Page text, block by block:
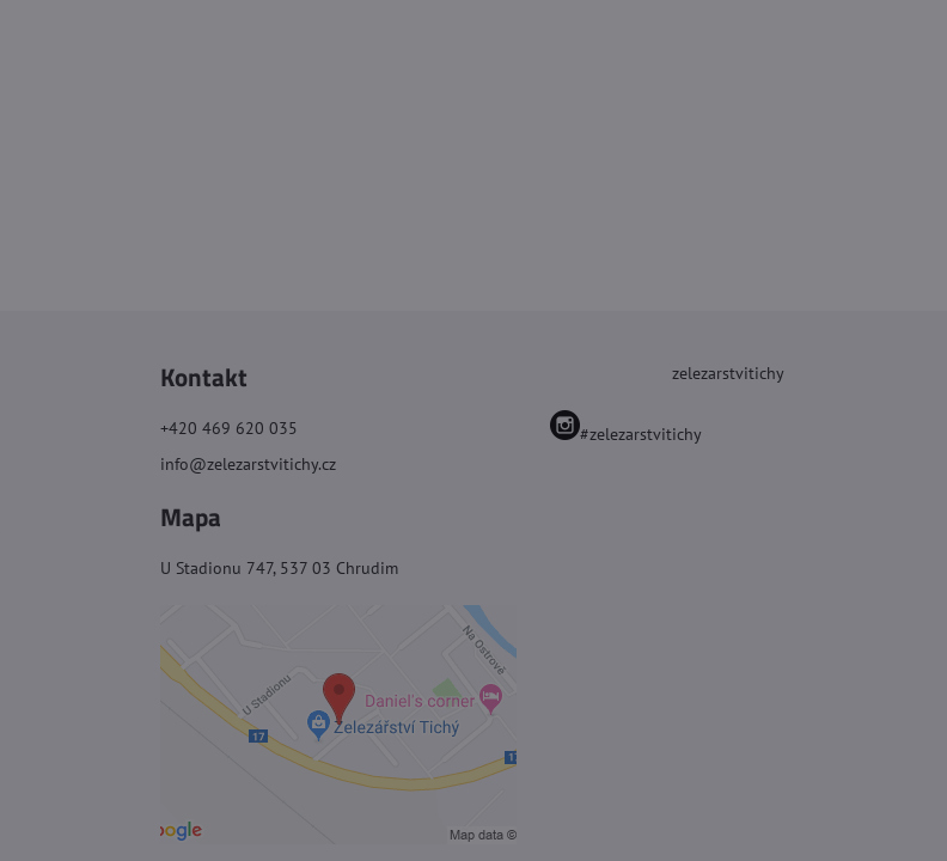
Kontakt
+420 469 620 035
info@zelezarstvitichy.cz
Mapa
U Stadionu 747, 537 03 Chrudim
zelezarstvitichy
#zelezarstvitichy